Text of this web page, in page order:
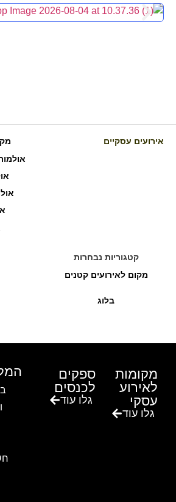
כרם דניאלה –
כרם דניאלה הוא יקב בוטיק ומתחם
אירועים עסקיים
קטגוריות נבחרות
מקום לאירועים קטנים
בלוג
מקומות
לאירוע
עסקי
גלו עוד
ספקים
לכנסים
גלו עוד